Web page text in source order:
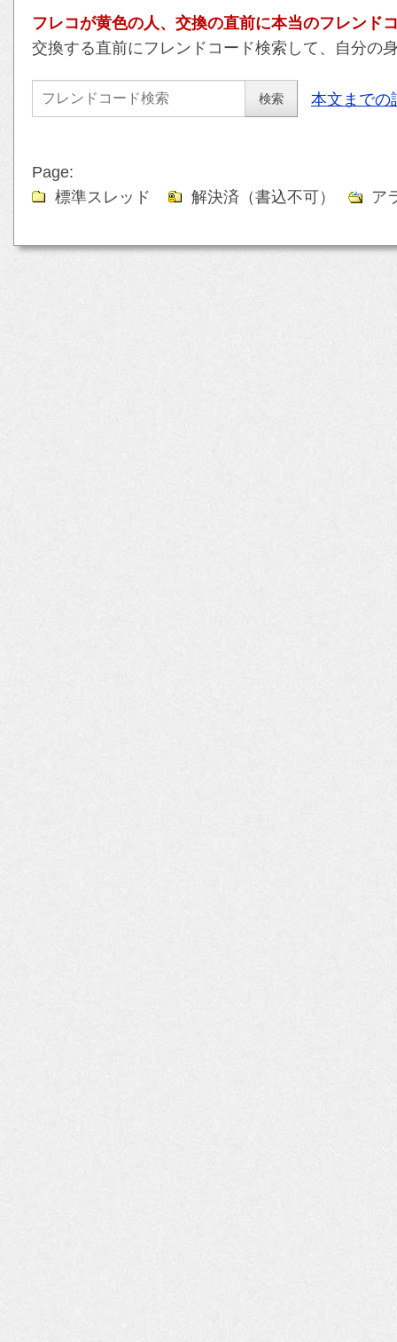
フレコが黄色の人、交換の直前に本当のフレンド
交換する直前にフレンドコード検索して、自分の
本文までの
Page:
標準スレッド
解決済（書込不可） ア